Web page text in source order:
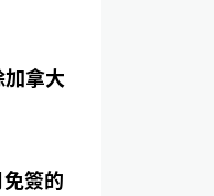
加拿大
簽的